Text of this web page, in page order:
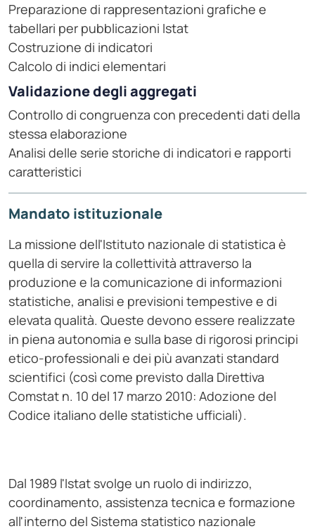
Preparazione di rappresentazioni grafiche e
tabellari per pubblicazioni Istat
Costruzione di indicatori
Calcolo di indici elementari
Validazione degli aggregati
Controllo di congruenza con precedenti dati della
stessa elaborazione
Analisi delle serie storiche di indicatori e rapporti
caratteristici
Mandato istituzionale
La missione dell'Istituto nazionale di statistica è
quella di servire la collettività attraverso la
produzione e la comunicazione di informazioni
statistiche, analisi e previsioni tempestive e di
elevata qualità. Queste devono essere realizzate
in piena autonomia e sulla base di rigorosi principi
etico-professionali e dei più avanzati standard
scientifici (così come previsto dalla Direttiva
Comstat n. 10 del 17 marzo 2010: Adozione del
Codice italiano delle statistiche ufficiali).
Dal 1989 l'Istat svolge un ruolo di indirizzo,
coordinamento, assistenza tecnica e formazione
all'interno del Sistema statistico nazionale